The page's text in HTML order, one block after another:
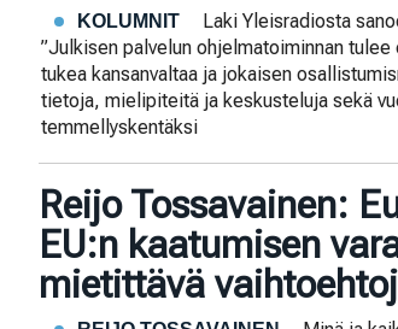
KOLUMNIT
Laki Yleisradiosta
”Julkisen palvelun ohjelmatoiminnan
tukea kansanvaltaa ja jokaisen
tietoja, mielipiteitä ja keskusteluja sekä
temmellyskentäksi
Reijo Tossavainen:
EU:n kaatumisen
mietittävä